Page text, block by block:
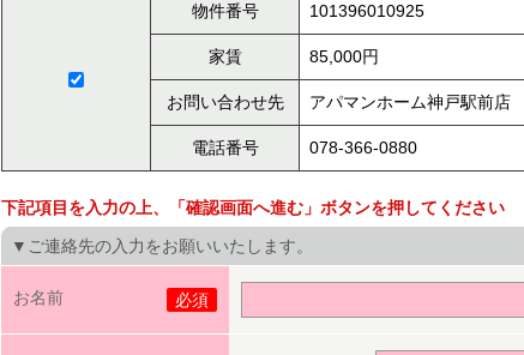
物件番号 101396010925
家賃 85,000円
お問い合わせ先 アパマンホーム神戸駅前店
電話番号 078-366-0880
下記項目を入力の上、「確認画面へ進む」ボタンを押してください
▼ご連絡先の入力をお願いいたします。
お名前 必須